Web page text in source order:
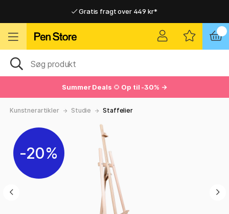
Gratis fragt over 449 kr*
Hurtigt til dør eller pakkeshop
Hurtigt til dør eller pakkeshop
Summer Deals 🌻 Op til -30% →
Kunstnerartikler Studie Staffelier
20%